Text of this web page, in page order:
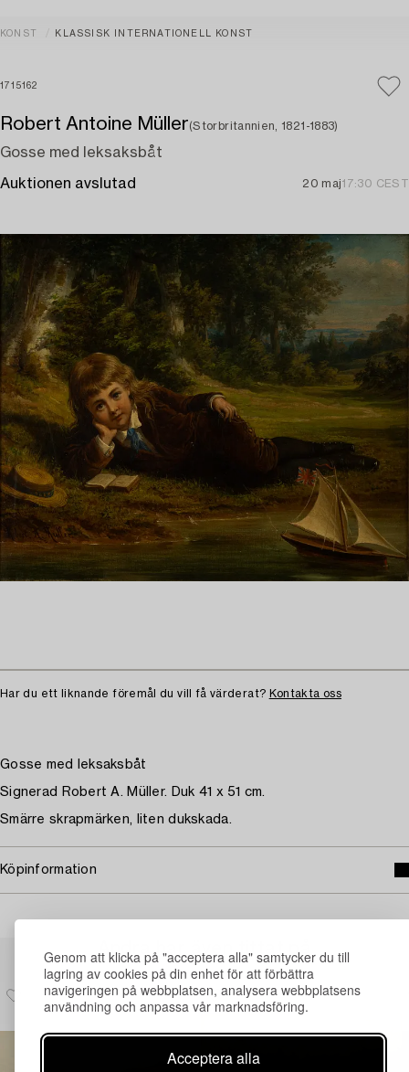
Genom att klicka på "acceptera alla" samtycker du till
lagring av cookies på din enhet för att förbättra
navigeringen på webbplatsen, analysera webbplatsens
användning och anpassa vår marknadsföring.
Acceptera alla
KONST KLASSISK INTERNATIONELL KONST
1715162
Robert Antoine Müller(Storbritannien, 1821-1883)
Gosse med leksaksbåt
Auktionen avslutad 20 maj17:30 CEST
Har du ett liknande föremål du vill få värderat? Kontakta oss
Gosse med leksaksbåt
Signerad Robert A. Müller. Duk 41 x 51 cm.
Smärre skrapmärken, liten dukskada.
Köpinformation
Andra har även tittat på